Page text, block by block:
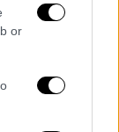
or
Η